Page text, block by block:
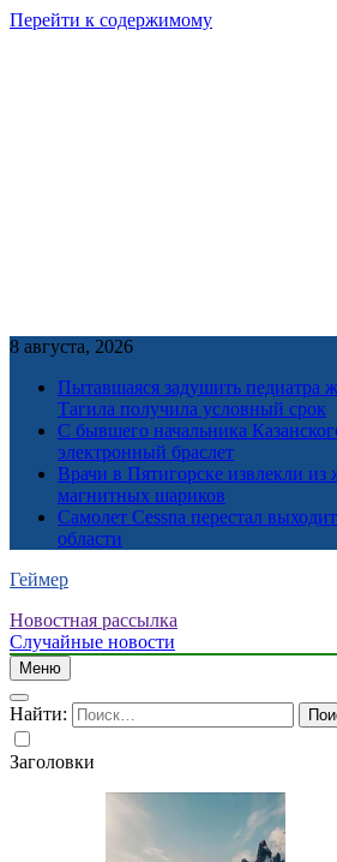
Перейти к содержимому
8 августа, 2026
Пытавшаяся задушить педиатра
Тагила получила условный срок
С бывшего начальника
электронный браслет
Врачи в Пятигорске извлекли из
магнитных шариков
Самолет Cessna перестал
области
Геймер
Новостная рассылка
Случайные новости
Меню
Найти:
Заголовки